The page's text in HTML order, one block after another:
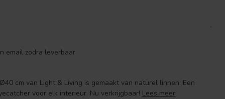
.
email zodra leverbaar
cm van Light & Living is gemaakt van naturel linnen. Een
voor elk interieur. Nu verkrijgbaar! Lees meer.